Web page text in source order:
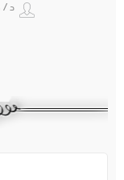
د /